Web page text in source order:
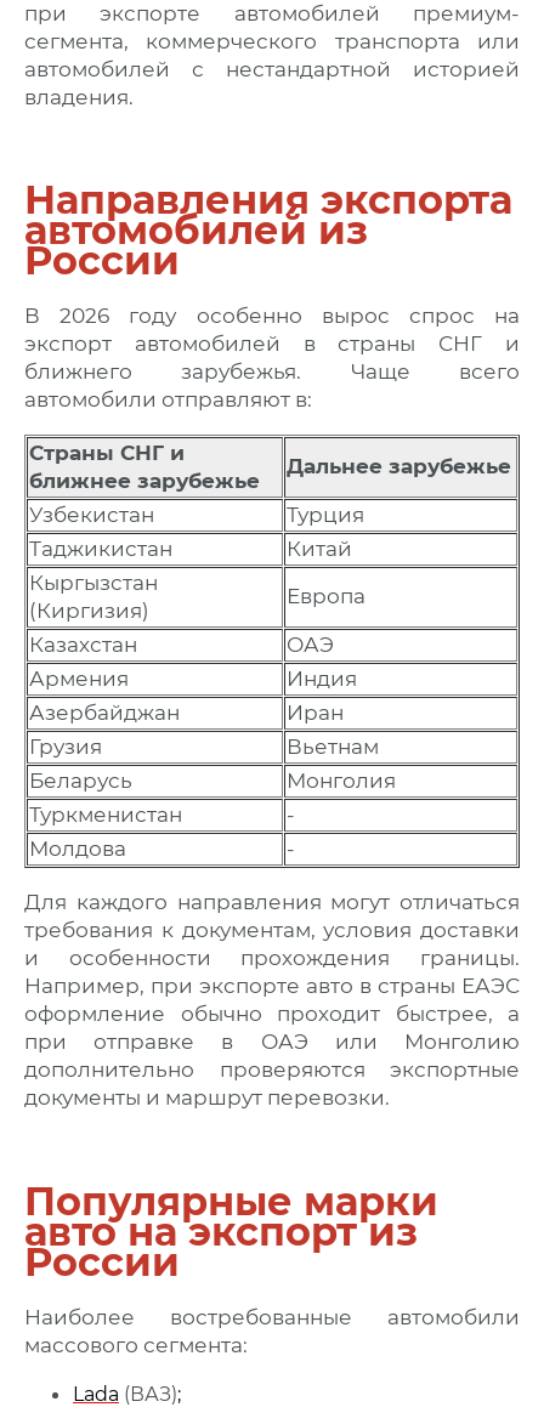
при экспорте автомобилей премиум-
сегмента, коммерческого транспорта или
автомобилей с нестандартной историей
владения.
Направления экспорта
автомобилей из
России
В 2026 году особенно вырос спрос на
экспорт автомобилей в страны СНГ и
ближнего зарубежья. Чаще всего
автомобили отправляют в:
Страны СНГ и
ближнее зарубежье
Дальнее зарубежье
Узбекистан
Турция
Таджикистан
Китай
Кыргызстан
(Киргизия)
Европа
Казахстан
ОАЭ
Армения
Индия
Азербайджан
Иран
Грузия
Вьетнам
Беларусь
Монголия
Туркменистан
-
Молдова
-
Для каждого направления могут отличаться
требования к документам, условия доставки
и особенности прохождения границы.
Например, при экспорте авто в страны ЕАЭС
оформление обычно проходит быстрее, а
при отправке в ОАЭ или Монголию
дополнительно проверяются экспортные
документы и маршрут перевозки.
Популярные марки
авто на экспорт из
России
Наиболее востребованные автомобили
массового сегмента:
Lada (ВАЗ);